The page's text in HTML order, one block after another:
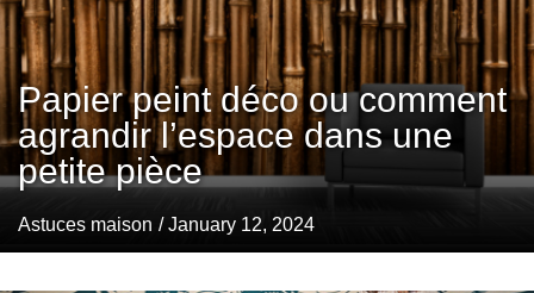
Papier peint déco ou comment
agrandir l’espace dans une
petite pièce
Astuces maison / January 12, 2024